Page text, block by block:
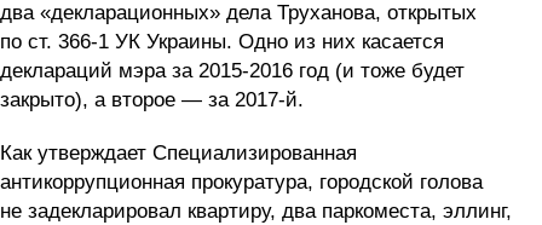
два «декларационных» дела Труханова, открытых
по ст. 366-1 УК Украины. Одно из них касается
деклараций мэра за 2015-2016 год (и тоже будет
закрыто), а второе — за 2017-й.
Как утверждает Специализированная
антикоррупционная прокуратура, городской голова
не задекларировал квартиру, два паркоместа, эллинг,